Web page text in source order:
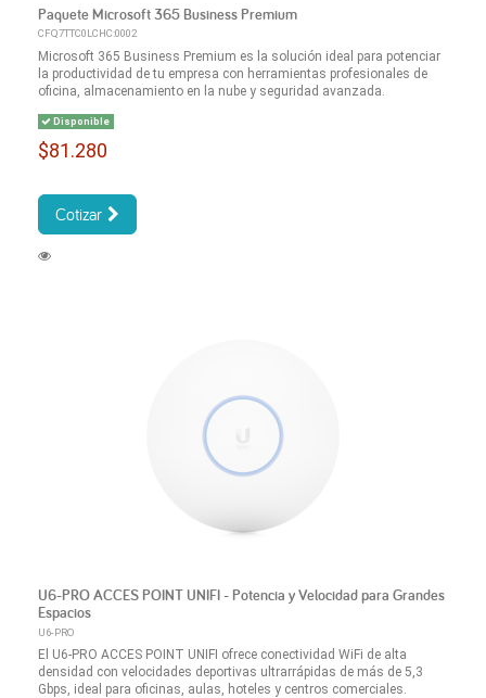
Paquete Microsoft 365 Business Premium
CFQ7TTC0LCHC:0002
Microsoft 365 Business Premium es la solución ideal para potenciar
la productividad de tu empresa con herramientas profesionales de
oficina, almacenamiento en la nube y seguridad avanzada.
Disponible
$81.280
Cotizar
U6-PRO ACCES POINT UNIFI - Potencia y Velocidad para Grandes
Espacios
U6-PRO
El U6-PRO ACCES POINT UNIFI ofrece conectividad WiFi de alta
densidad con velocidades deportivas ultrarrápidas de más de 5,3
Gbps, ideal para oficinas, aulas, hoteles y centros comerciales.